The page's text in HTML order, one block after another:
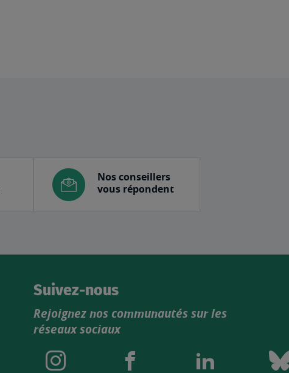
Nos conseillers
vous répondent
Suivez-nous
Rejoignez nos communautés sur les
réseaux sociaux